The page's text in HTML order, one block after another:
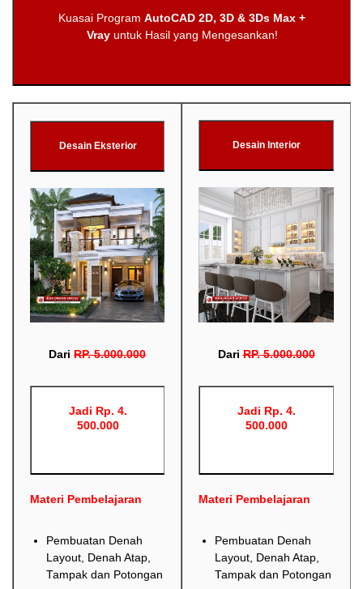
Kuasai Program AutoCAD 2D, 3D & 3Ds Max +
Vrayuntuk Hasil yang Mengesankan!
Desain Eksterior
Dari RP.5.000.000
Jadi Rp. 4.
500.000
Materi Pembelajaran
Pembuatan Denah
Layout, Denah Atap,
Tampak dan Potongan
Desain Interior
DariRP.5.000.000
Jadi Rp. 4.
500.000
Materi Pembelajaran
Pembuatan Denah
Layout, Denah Atap,
Tampak dan Potongan